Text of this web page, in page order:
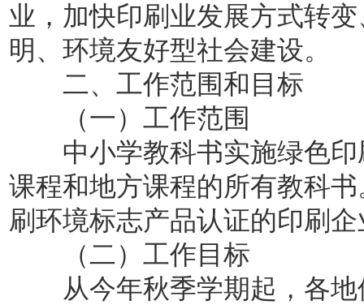
业，加快印刷业发展方式转
明、环境友好型社会建设。
二、工作范围和目标
（一）工作范围
中小学教科书实施绿色印
课程和地方课程的所有教科
刷环境标志产品认证的印刷
（二）工作目标
从今年秋季学期起，各地